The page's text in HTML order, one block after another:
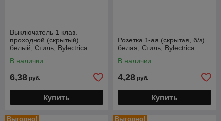
Выключатель 1 клав.
проходной (скрытый)
белый, Стиль, Bylectrica
В наличии
6,38 руб.
Купить
Розетка 1-ая (скрытая, б/з)
белая, Стиль, Bylectrica
В наличии
4,28 руб.
Купить
Выгодно! Выгодно!